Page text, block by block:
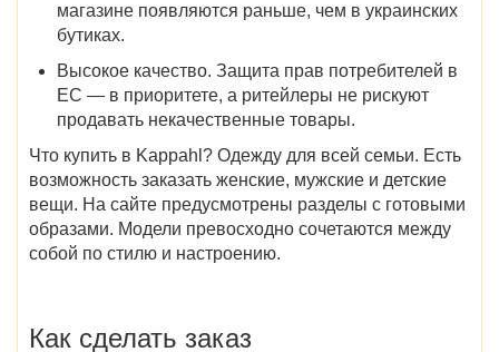
магазине появляются раньше, чем в украинских
бутиках.
Высокое качество. Защита прав потребителей в
ЕС — в приоритете, а ритейлеры не рискуют
продавать некачественные товары.
Что купить в Kappahl? Одежду для всей семьи. Есть
возможность заказать женские, мужские и детские
вещи. На сайте предусмотрены разделы с готовыми
образами. Модели превосходно сочетаются между
собой по стилю и настроению.
Как сделать заказ